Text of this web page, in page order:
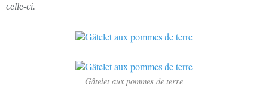
celle-ci.
Gâtelet aux pommes de terre